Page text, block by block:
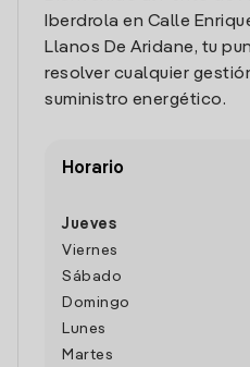
Iberdrola en Calle
Llanos De Aridane, tu
resolver cualquier
suministro energético.
Horario
Jueves
Viernes
Sábado
Domingo
Lunes
Martes